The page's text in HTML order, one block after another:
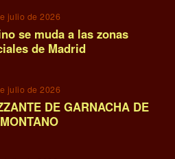
julio de 2026
se muda a las zonas
de Madrid
julio de 2026
DE GARNACHA DE